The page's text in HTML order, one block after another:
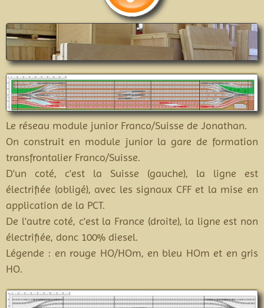
Le réseau module junior Franco/Suisse de Jonathan.
On construit en module junior la gare de formation
transfrontalier Franco/Suisse.
D'un coté, c'est la Suisse (gauche), la ligne est
électrifiée (obligé), avec les signaux CFF et la mise en
application de la PCT.
De l'autre coté, c'est la France (droite), la ligne est non
électrifiée, donc 100% diesel.
Légende : en rouge HO/HOm, en bleu HOm et en gris
HO.